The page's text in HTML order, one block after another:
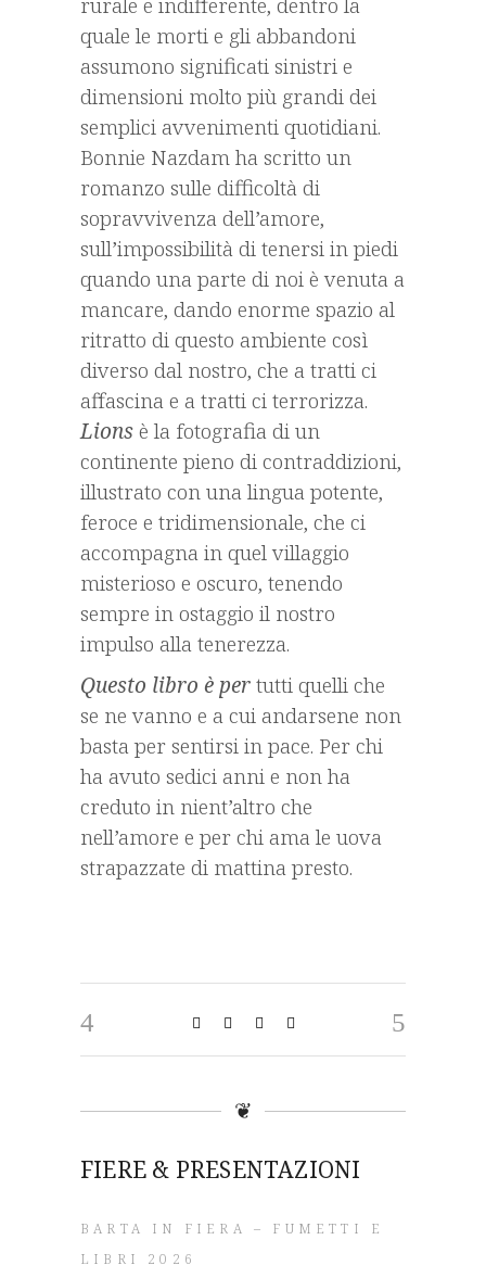
quale le morti e gli abbandoni
assumono significati sinistri e
dimensioni molto più grandi dei
semplici avvenimenti quotidiani.
Bonnie Nazdam ha scritto un
romanzo sulle difficoltà di
sopravvivenza dell’amore,
sull’impossibilità di tenersi in piedi
quando una parte di noi è venuta a
mancare, dando enorme spazio al
ritratto di questo ambiente così
diverso dal nostro, che a tratti ci
affascina e a tratti ci terrorizza.
Lionsè la fotografia di un
continente pieno di contraddizioni,
illustrato con una lingua potente,
feroce e tridimensionale, che ci
accompagna in quel villaggio
misterioso e oscuro, tenendo
sempre in ostaggio il nostro
impulso alla tenerezza.
Questo libro è pertutti quelli che
se ne vanno e a cui andarsene non
basta per sentirsi in pace. Per chi
ha avuto sedici anni e non ha
creduto in nient’altro che
nell’amore e per chi ama le uova
strapazzate di mattina presto.
❦
FIERE & PRESENTAZIONI
BARTA IN FIERA – FUMETTI E
LIBRI 2026